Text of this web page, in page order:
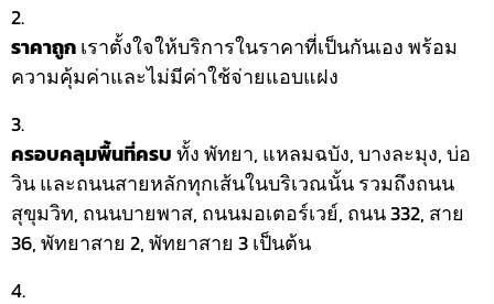
ราคาถูกเราตั้งใจให้บริการในราคาที่เป็นกันเอง พร้อม
ความคุ้มค่าและไม่มีค่าใช้จ่ายแอบแฝง
ครอบคลุมพื้นที่ครบทั้ง พัทยา, แหลมฉบัง, บางละมุง, บ่อ
วิน และถนนสายหลักทุกเส้นในบริเวณนั้น รวมถึงถนน
สุขุมวิท, ถนนบายพาส, ถนนมอเตอร์เวย์, ถนน 332, สาย
36, พัทยาสาย 2, พัทยาสาย 3 เป็นต้น